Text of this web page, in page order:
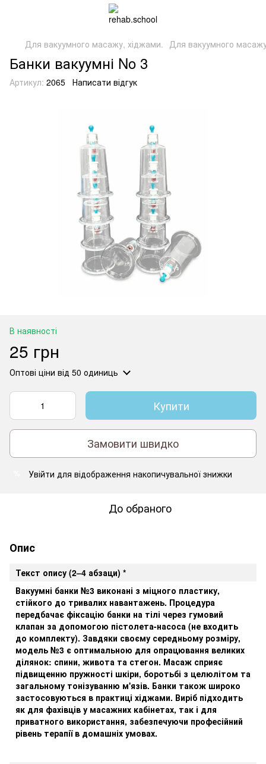
Для вакуумного масажу, хіджами. Для вакуумного
Банки вакуумні No 3
Артикул: 2065 Написати відгук
В наявності
25 грн
Оптові ціни від 50 одиниць
Купити
Замовити швидко
Увійти для відображення накопичувальної знижки
До обраного
Опис
Текст опису (2–4 абзаци) *
Вакуумні банки №3 виконані з міцного пластику,
стійкого до тривалих навантажень. Процедура
передбачає фіксацію банки на тілі через гумовий
клапан за допомогою пістолета-насоса (не входить
до комплекту). Завдяки своєму середньому розміру,
модель №3 є оптимальною для опрацювання великих
ділянок: спини, живота та стегон. Масаж сприяє
підвищенню пружності шкіри, боротьбі з целюлітом та
загальному тонізуванню м'язів. Банки також широко
застосовуються в практиці хіджами. Виріб підходить
як для фахівців у масажних кабінетах, так і для
приватного використання, забезпечуючи професійний
рівень терапії в домашніх умовах.